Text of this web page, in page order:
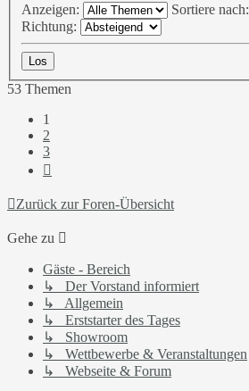
Anzeigen:
Sortiere nach:
Richtung:
53 Themen
1
2
3
Zurück zur Foren-Übersicht
Gehe zu
Gäste - Bereich
↳ Der Vorstand informiert
↳ Allgemein
↳ Erststarter des Tages
↳ Showroom
↳ Wettbewerbe & Veranstaltungen
↳ Webseite & Forum